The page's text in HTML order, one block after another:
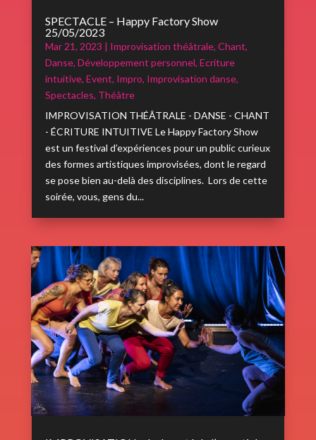
SPECTACLE – Happy Factory Show
25/05/2023
Mar 21, 2023 | Improvisation théâtrale, Chant,
Danse, Développement personnel, Ecriture
intuitive, Event, Impro, Improvisation danse,
Spectacles, Théâtre
IMPROVISATION THÉÂTRALE - DANSE - CHANT
- ÉCRITURE INTUITIVE Le Happy Factory Show
est un festival d’expériences pour un public curieux
des formes artistiques improvisées, dont le regard
se pose bien au-delà des disciplines. Lors de cette
soirée, vous, gens du...